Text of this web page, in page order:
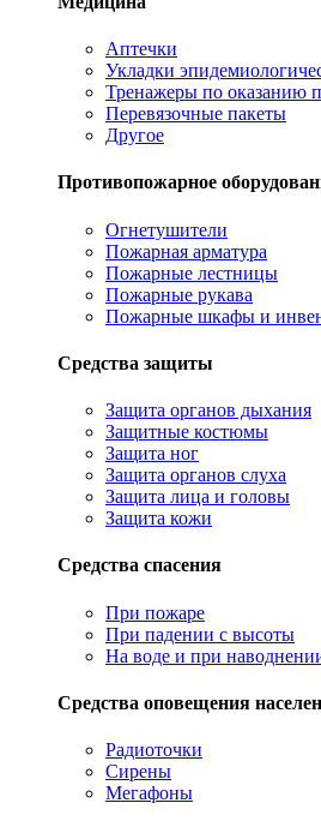
Аптечки
Укладки
Тренажеры по оказанию
Перевязочные пакеты
Другое
Противопожарное
Огнетушители
Пожарная арматура
Пожарные лестницы
Пожарные рукава
Пожарные шкафы и
Средства защиты
Защита органов дыхания
Защитные костюмы
Защита ног
Защита органов слуха
Защита лица и головы
Защита кожи
Средства спасения
При пожаре
При падении с высоты
На воде и при
Средства оповещения
Радиоточки
Сирены
Мегафоны